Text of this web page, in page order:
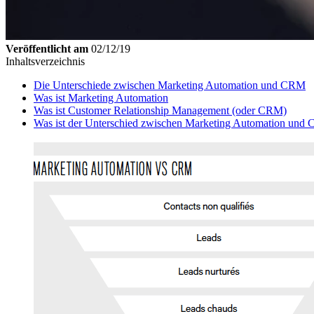
Veröffentlicht am 02/12/19
Inhaltsverzeichnis
Die Unterschiede zwischen Marketing Automation und CRM
Was ist Marketing Automation
Was ist Customer Relationship Management (oder CRM)
Was ist der Unterschied zwischen Marketing Automation und